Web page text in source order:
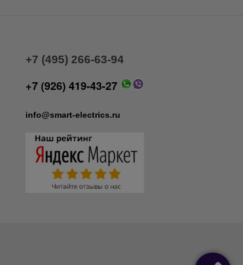
+7 (495) 266-63-94
+7 (926) 419-43-27
info@smart-electrics.ru